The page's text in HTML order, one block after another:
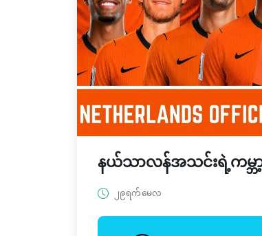
နယ်သာလန်အသင်းရဲ့ကမ္ဘာ့
၂၉ရက် မေလ